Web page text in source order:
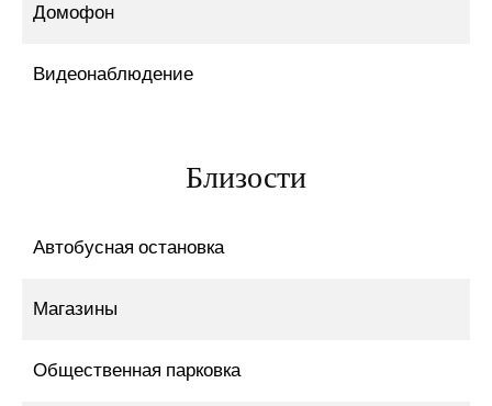
Домофон
Видеонаблюдение
Близости
Автобусная остановка
Магазины
Общественная парковка